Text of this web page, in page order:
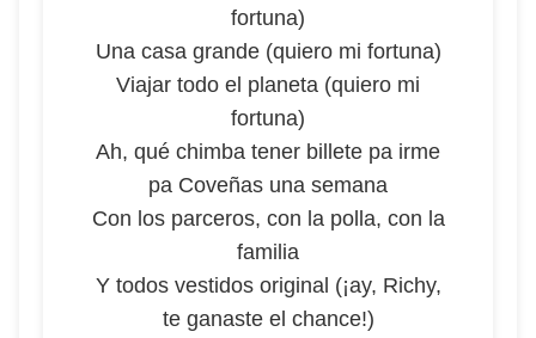
fortuna)
Una casa grande (quiero mi fortuna)
Viajar todo el planeta (quiero mi
fortuna)
Ah, qué chimba tener billete pa irme
pa Coveñas una semana
Con los parceros, con la polla, con la
familia
Y todos vestidos original (¡ay, Richy,
te ganaste el chance!)